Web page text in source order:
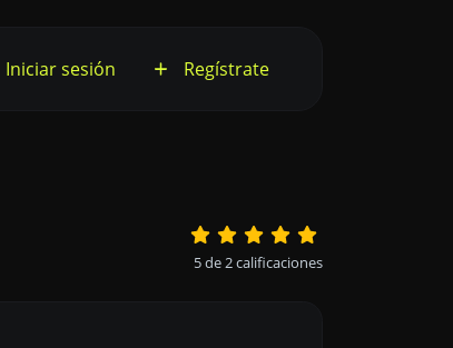
Iniciar sesión Regístrate
5de2calificaciones